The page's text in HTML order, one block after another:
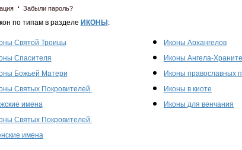
· Забыли пароль?
по типам в разделе ИКОНЫ :
Святой Троицы
Спасителя
Божьей Матери
Святых Покровителей.
имена
Святых Покровителей.
имена
Иконы Архангелов
Иконы Ангела-
Иконы православных
Иконы в киоте
Иконы для венчания